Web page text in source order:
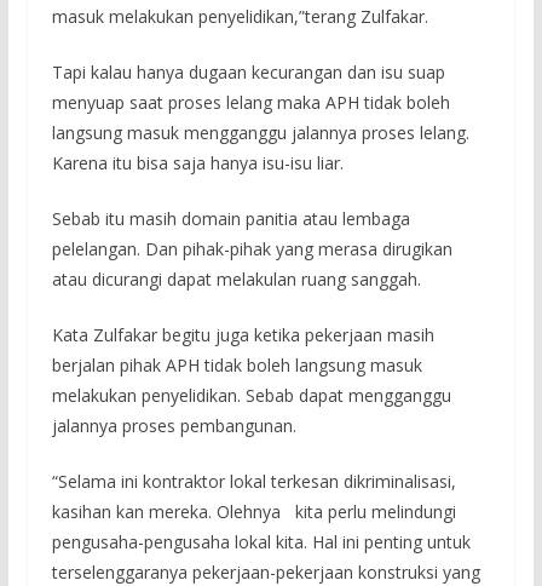
masuk melakukan penyelidikan,”terang Zulfakar.
Tapi kalau hanya dugaan kecurangan dan isu suap
menyuap saat proses lelang maka APH tidak boleh
langsung masuk mengganggu jalannya proses lelang.
Karena itu bisa saja hanya isu-isu liar.
Sebab itu masih domain panitia atau lembaga
pelelangan. Dan pihak-pihak yang merasa dirugikan
atau dicurangi dapat melakulan ruang sanggah.
Kata Zulfakar begitu juga ketika pekerjaan masih
berjalan pihak APH tidak boleh langsung masuk
melakukan penyelidikan. Sebab dapat mengganggu
jalannya proses pembangunan.
“Selama ini kontraktor lokal terkesan dikriminalisasi,
kasihan kan mereka. Olehnya kita perlu melindungi
pengusaha-pengusaha lokal kita. Hal ini penting untuk
terselenggaranya pekerjaan-pekerjaan konstruksi yang